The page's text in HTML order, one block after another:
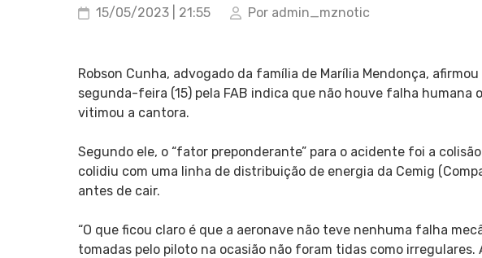
15/05/2023 | 21:55 Por admin_mznotic
Robson Cunha, advogado da família de Marília Mendonça,
segunda-feira (15) pela FAB indica que não houve falha humana
vitimou a cantora.
Segundo ele, o “fator preponderante” para o acidente foi a
colidiu com uma linha de distribuição de energia da Cemig
antes de cair.
“O que ficou claro é que a aeronave não teve nenhuma falha
tomadas pelo piloto na ocasião não foram tidas como